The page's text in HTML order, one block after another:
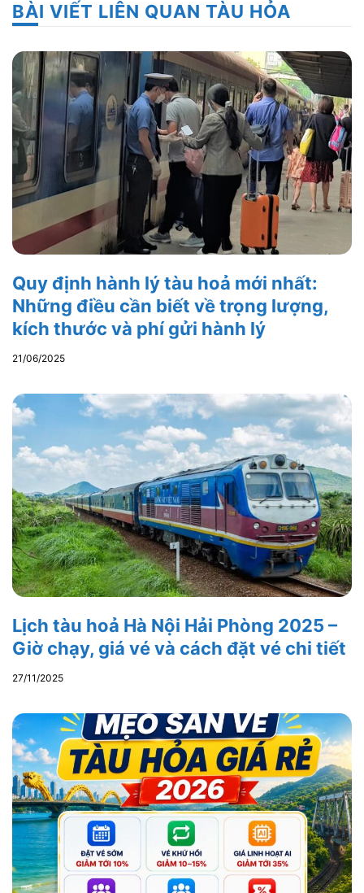
BÀI VIẾT LIÊN QUAN TÀU HỎA
Quy định hành lý tàu hoả mới nhất:
Những điều cần biết về trọng lượng,
kích thước và phí gửi hành lý
21/06/2025
Lịch tàu hoả Hà Nội Hải Phòng 2025 –
Giờ chạy, giá vé và cách đặt vé chi tiết
27/11/2025